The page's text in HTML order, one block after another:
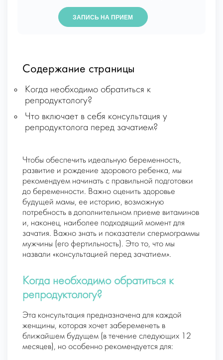
ЗАПИСЬ НА ПРИЕМ
Содержание страницы
Когда необходимо обратиться к
репродуктологу?
Что включает в себя консультация у
репродуктолога перед зачатием?
Чтобы обеспечить идеальную беременность,
развитие и рождение здорового ребенка, мы
рекомендуем начинать с правильной подготовки
до беременности. Важно оценить здоровье
будущей мамы, ее историю, возможную
потребность в дополнительном приеме витаминов
и, наконец, наиболее подходящий момент для
зачатия. Важно знать и показатели спермограммы
мужчины (его фертильность). Это то, что мы
назвали «консультацией перед зачатием».
Когда необходимо обратиться к
репродуктологу?
Эта консультация предназначена для каждой
женщины, которая хочет забеременеть в
ближайшем будущем (в течение следующих 12
месяцев), но особенно рекомендуется для: